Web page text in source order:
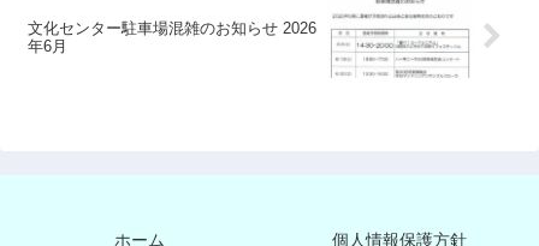
文化センター駐車場混雑のお知らせ 2026
年6月
ホーム 個人情報保護方針